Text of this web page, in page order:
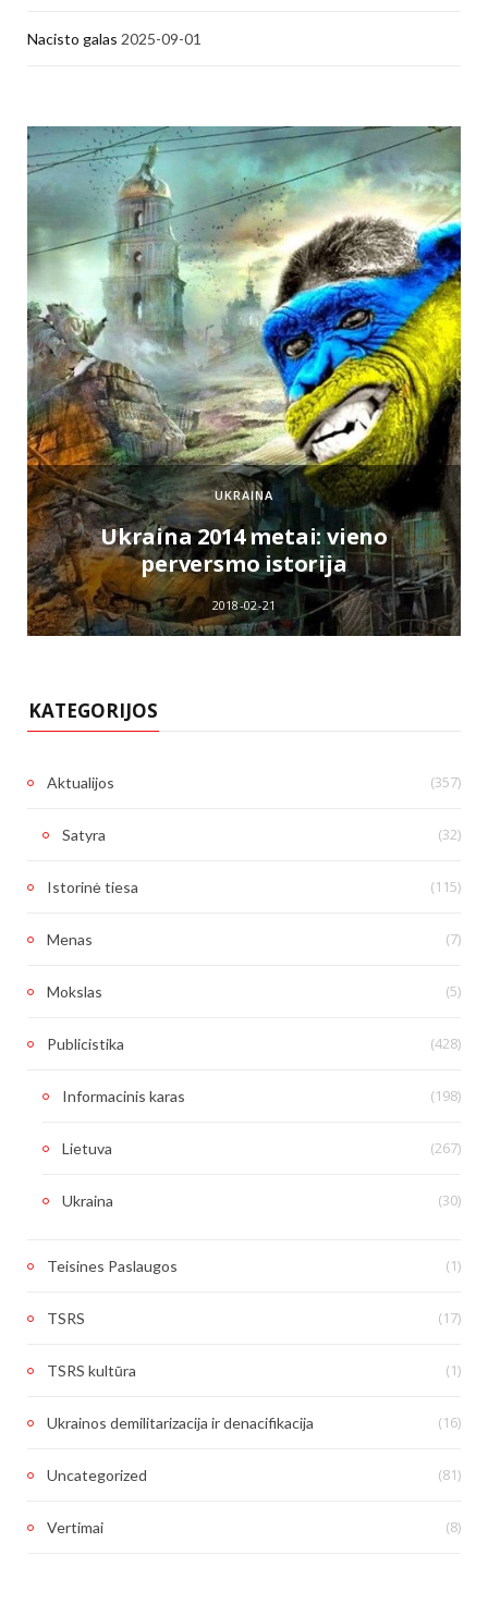
Nacisto galas 2025-09-01
UKRAINA
Ukraina 2014 metai: vieno
perversmo istorija
2018-02-21
KATEGORIJOS
Aktualijos (357)
Satyra (32)
Istorinė tiesa (115)
Menas (7)
Mokslas (5)
Publicistika (428)
Informacinis karas (198)
Lietuva (267)
Ukraina (30)
Teisines Paslaugos (1)
TSRS (17)
TSRS kultūra (1)
Ukrainos demilitarizacija ir denacifikacija (16)
Uncategorized (81)
Vertimai (8)